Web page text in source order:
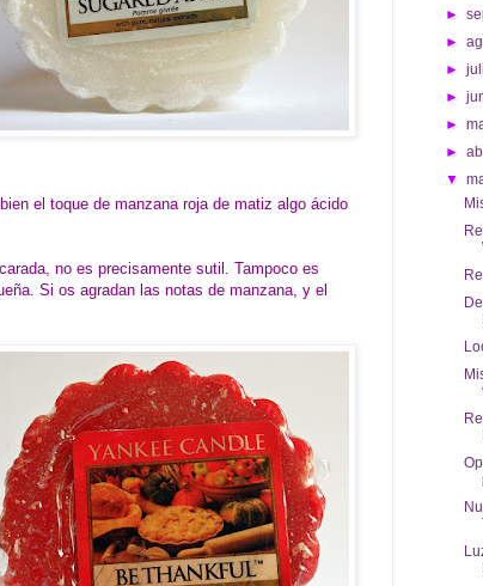
el toque de manzana roja de matiz algo ácido
no es precisamente sutil. Tampoco es
Si os agradan las notas de manzana, y el
►
►
►
►
►
►
▼